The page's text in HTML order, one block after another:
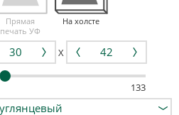
Прямая
печать УФ
На холсте
X
133